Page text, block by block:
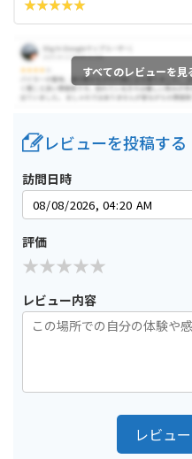
すべてのレビューを見
レビューを投稿する
訪問日時
評価
レビュー内容
レビュ